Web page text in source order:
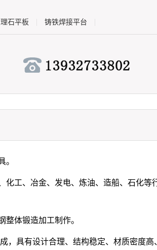
石平板 铸铁焊接平台
。
工、冶金、发电、炼油、造船、石化等
体锻造加工制作。
，具有设计合理、结构稳定、材质密度高